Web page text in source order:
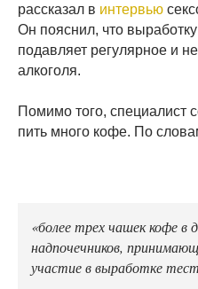
рассказал в интервью
Он пояснил, что
подавляет регулярное и
алкоголя.
Помимо того, специалист
пить много кофе. По
«более трех чашек кофе
надпочечников,
участие в выработке